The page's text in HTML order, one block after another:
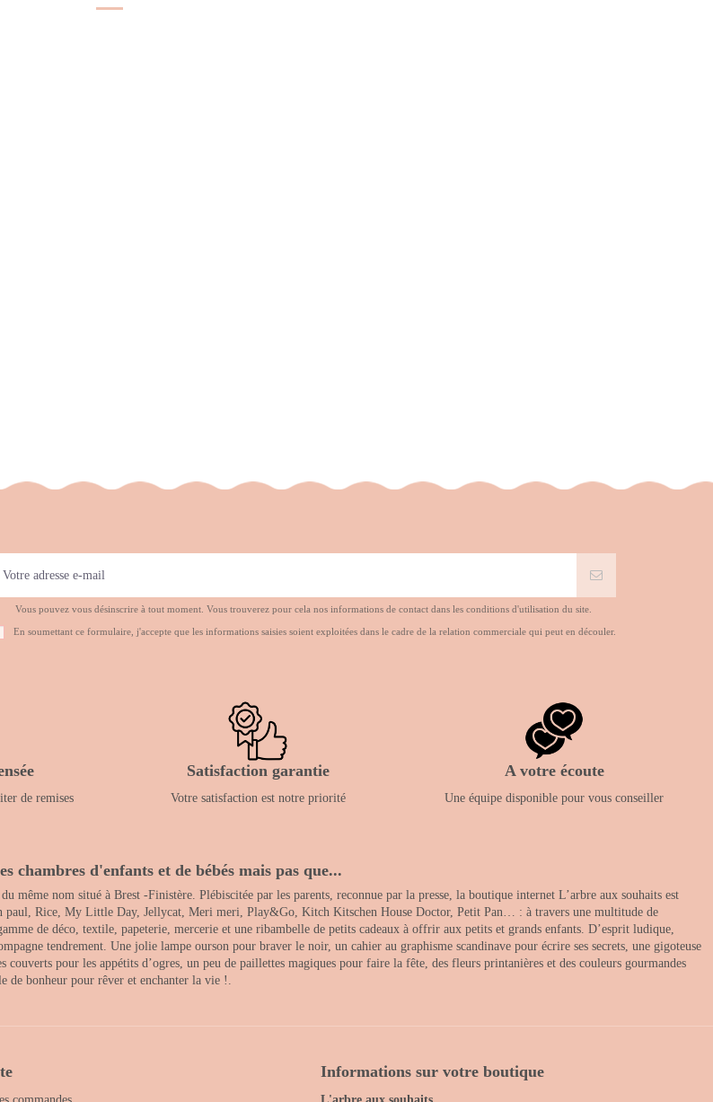
Vous pouvez vous désinscrire à tout moment. Vous trouverez pour cela nos informations de contact dans les conditions d'utilisation du site.
En soumettant ce formulaire, j'accepte que les informations saisies soient exploitées dans le cadre de la relation commerciale qui peut en découler.
de remises
Satisfaction garantie
Votre satisfaction est notre priorité
A votre écoute
Une équipe disponible pour vous conseiller
chambres d'enfants et de bébés mais pas que...
nom situé à Brest -Finistère. Plébiscitée par les parents, reconnue par la presse, la boutique internet L’arbre aux souhaits est
paul, Rice, My Little Day, Jellycat, Meri meri, Play&Go, Kitch Kitschen House Doctor, Petit Pan… : à travers une multitude de
de déco, textile, papeterie, mercerie et une ribambelle de petits cadeaux à offrir aux petits et grands enfants. D’esprit ludique,
tendrement. Une jolie lampe ourson pour braver le noir, un cahier au graphisme scandinave pour écrire ses secrets, une gigoteuse
pour les appétits d’ogres, un peu de paillettes magiques pour faire la fête, des fleurs printanières et des couleurs gourmandes
bonheur pour rêver et enchanter la vie !.
Informations sur votre boutique